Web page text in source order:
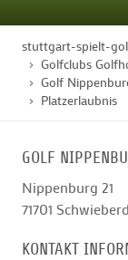
STARTSEITE
stuttgart-spielt-
Golfclubs
Golf
Platzerlaubnis
GOLF
Nippenburg 21
71701
KONTAKT